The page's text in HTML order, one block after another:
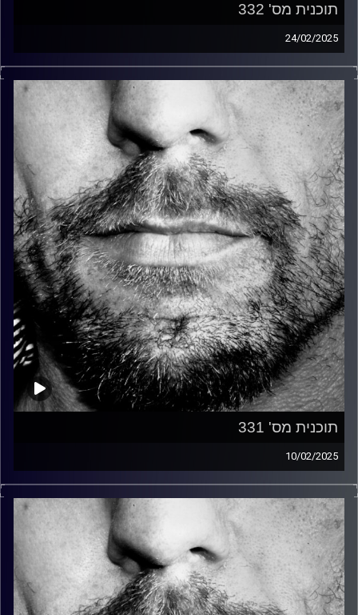
תוכנית מס' 332
24/02/2025
זיפים, מוזיקה מחוספסת של הופעות חיות. הרבה ג'אם, רוק,
בלוז, bluegrass, ג'אז, Fאנק, פרוגרסיב ואפילו אלקטרוניקה.
כל מה שחי, אמיתי ונושם.
עם שמוליק רגב.
קרדיט תמונות: David Goehring
תוכנית מס' 331
10/02/2025
זיפים, מוזיקה מחוספסת של הופעות חיות. הרבה ג'אם, רוק,
בלוז, bluegrass, ג'אז, Fאנק, פרוגרסיב ואפילו אלקטרוניקה.
כל מה שחי, אמיתי ונושם.
עם שמוליק רגב.
קרדיט תמונות: David Goehring